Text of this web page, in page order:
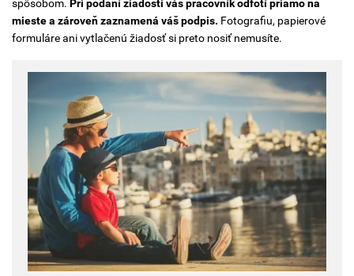
spôsobom. Pri podaní žiadosti vás pracovník odfotí priamo na
mieste a zároveň zaznamená váš podpis. Fotografiu, papierové
formuláre ani vytlačenú žiadosť si preto nosiť nemusíte.